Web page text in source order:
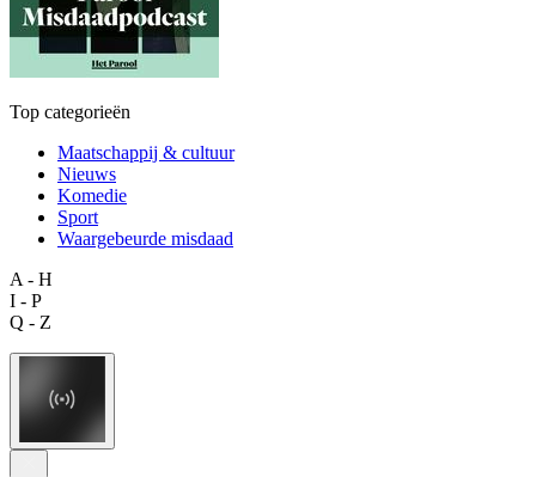
Top categorieën
Maatschappij & cultuur
Nieuws
Komedie
Sport
Waargebeurde misdaad
A - H
I - P
Q - Z